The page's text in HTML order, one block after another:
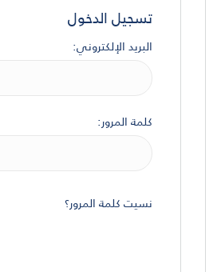
تسجيل الدخول
البريد الإلكتروني:
كلمة المرور:
نسيت كلمة المرور؟